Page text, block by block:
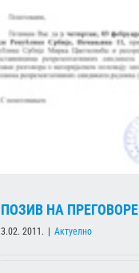
ПОЗИВ НА ПРЕГОВОРЕ
3.02. 2011. | Актуелно